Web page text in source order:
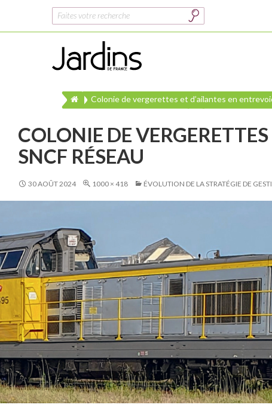
Rechercher :
Colonie de vergerettes et d’ailantes en
COLONIE DE
SNCF RÉSEAU
30 AOÛT 2024 1000 × 418 ÉVOLUTION DE LA STRATÉGIE DE